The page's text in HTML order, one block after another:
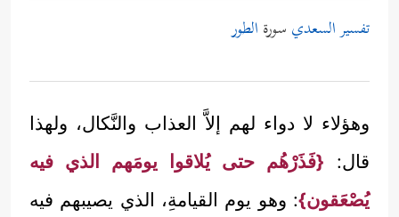
تفسير السعدي سورة الطور
وهؤلاء لا دواء لهم إلاَّ العذاب والنَّكال، ولهذا
قال: {فَذَرْهُم حتى يُلاقوا يومَهم الذي فيه
يُصْعَقون}: وهو يوم القيامةِ، الذي يصيبهم فيه